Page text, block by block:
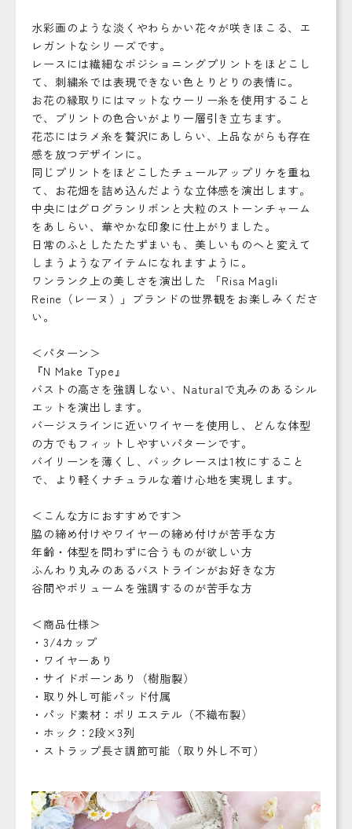
水彩画のような淡くやわらかい花々が咲きほこる、エ
レガントなシリーズです。
レースには繊細なポジショニングプリントをほどこし
て、刺繍糸では表現できない色とりどりの表情に。
お花の縁取りにはマットなウーリー糸を使用すること
で、プリントの色合いがより一層引き立ちます。
花芯にはラメ糸を贅沢にあしらい、上品ながらも存在
感を放つデザインに。
同じプリントをほどこしたチュールアップリケを重ね
て、お花畑を詰め込んだような立体感を演出します。
中央にはグログランリボンと大粒のストーンチャーム
をあしらい、華やかな印象に仕上がりました。
日常のふとしたたたずまいも、美しいものへと変えて
しまうようなアイテムになれますように。
ワンランク上の美しさを演出した 「Risa Magli
Reine（レーヌ）」ブランドの世界観をお楽しみくださ
い。
＜パターン＞
『N Make Type』
バストの高さを強調しない、Naturalで丸みのあるシル
エットを演出します。
バージスラインに近いワイヤーを使用し、どんな体型
の方でもフィットしやすいパターンです。
バイリーンを薄くし、バックレースは1枚にすること
で、より軽くナチュラルな着け心地を実現します。
＜こんな方におすすめです＞
脇の締め付けやワイヤーの締め付けが苦手な方
年齢・体型を問わずに合うものが欲しい方
ふんわり丸みのあるバストラインがお好きな方
谷間やボリュームを強調するのが苦手な方
＜商品仕様＞
・3/4カップ
・ワイヤーあり
・サイドボーンあり（樹脂製）
・取り外し可能パッド付属
・パッド素材：ポリエステル（不織布製）
・ホック：2段×3列
・ストラップ長さ調節可能（取り外し不可）